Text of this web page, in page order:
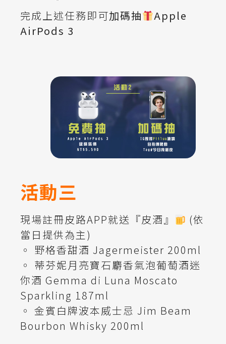
完成上述任務即可加碼抽
Apple
AirPods 3
活動三
現場註冊皮路APP就送『皮酒』
(依
當日提供為主)
◦ 野格香甜酒 Jagermeister 200ml
◦ 蒂芬妮月亮寶石麝香氣泡葡萄酒迷
你酒 Gemma di Luna Moscato
Sparkling 187ml
◦ 金賓白牌波本威士忌 Jim Beam
Bourbon Whisky 200ml